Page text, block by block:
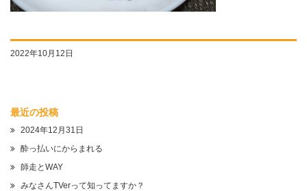
2022年10月12日
最近の投稿
2024年12月31日
酔っ払いにからまれる
師走とWAY
みなさんTVerって知ってますか？